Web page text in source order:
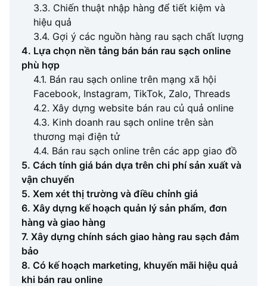
3.3. Chiến thuật nhập hàng để tiết kiệm và
hiệu quả
3.4. Gợi ý các nguồn hàng rau sạch chất lượng
4. Lựa chọn nền tảng bán bán rau sạch online
phù hợp
4.1. Bán rau sạch online trên mạng xã hội
Facebook, Instagram, TikTok, Zalo, Threads
4.2. Xây dựng website bán rau củ quả online
4.3. Kinh doanh rau sạch online trên sàn
thương mại điện tử
4.4. Bán rau sạch online trên các app giao đồ
5. Cách tính giá bán dựa trên chi phí sản xuất và
vận chuyển
5. Xem xét thị trường và điều chỉnh giá
6. Xây dựng kế hoạch quản lý sản phẩm, đơn
hàng và giao hàng
7. Xây dựng chính sách giao hàng rau sạch đảm
bảo
8. Có kế hoạch marketing, khuyến mãi hiệu quả
khi bán rau online